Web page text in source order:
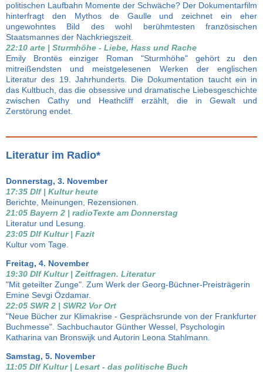
politischen Laufbahn Momente der Schwäche? Der Dokumentarfilm
hinterfragt den Mythos de Gaulle und zeichnet ein eher
ungewohntes Bild des wohl berühmtesten französischen
Staatsmannes der Nachkriegszeit.
22:10 arte | Sturmhöhe - Liebe, Hass und Rache
Emily Brontës einziger Roman "Sturmhöhe" gehört zu den
mitreißendsten und meistgelesenen Werken der englischen
Literatur des 19. Jahrhunderts. Die Dokumentation taucht ein in
das Kultbuch, das die obsessive und dramatische Liebesgeschichte
zwischen Cathy und Heathcliff erzählt, die in Gewalt und
Zerstörung endet.
Literatur im Radio*
Donnerstag, 3. November
17:35 Dlf | Kultur heute
Berichte, Meinungen, Rezensionen.
21:05 Bayern 2 | radioTexte am Donnerstag
Literatur und Lesung.
23:05 Dlf Kultur | Fazit
Kultur vom Tage.
Freitag, 4. November
19:30 Dlf Kultur | Zeitfragen. Literatur
"Mit geteilter Zunge". Zum Werk der Georg-Büchner-Preisträgerin
Emine Sevgi Özdamar.
22:05 SWR 2 | SWR2 Vor Ort
"Neue Bücher zur Klimakrise - Gesprächsrunde von der Frankfurter
Buchmesse". Sachbuchautor Günther Wessel, Psychologin
Katharina van Bronswijk und Autorin Leona Stahlmann.
Samstag, 5. November
11:05 Dlf Kultur | Lesart - das politische Buch